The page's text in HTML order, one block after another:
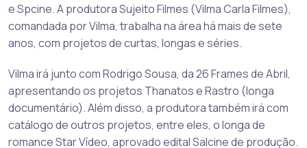
e Spcine. A produtora Sujeito Filmes (Vilma Carla Filmes),
comandada por Vilma, trabalha na área há mais de sete
anos, com projetos de curtas, longas e séries.
Vilma irá junto com Rodrigo Sousa, da 26 Frames de Abril,
apresentando os projetos Thanatos e Rastro (longa
documentário). Além disso, a produtora também irá com
catálogo de outros projetos, entre eles, o longa de
romance Star Vídeo, aprovado edital Salcine de produção.